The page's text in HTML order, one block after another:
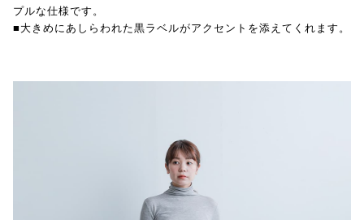
プルな仕様です。
■大きめにあしらわれた黒ラベルがアクセントを添えてくれます。